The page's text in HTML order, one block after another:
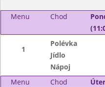
Menu Chod
1
Polévka
Jídlo
Nápoj
Menu
Chod